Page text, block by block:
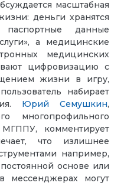
масштабная
деньги хранятся
данные
а медицинские
медицинских
цифровизацию с
жизни в игру,
набирает
Юрий Семушкин,
многопрофильного
МГППУ, комментирует
что излишнее
например,
основе или
мессенджерах могут